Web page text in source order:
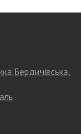
Бердичівська,